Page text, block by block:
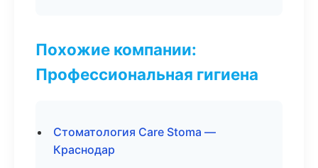
Похожие компании:
Профессиональная гигиена
Стоматология Care Stoma —
Краснодар